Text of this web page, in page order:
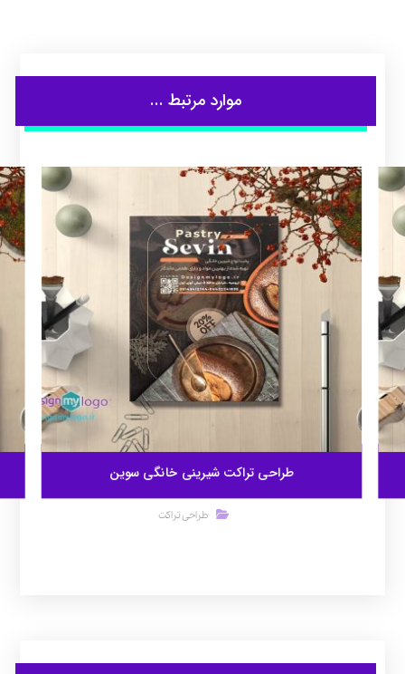
موارد مرتبط ...
طراحی تراکت شیرینی خانگی سوین
طراحی تراکت